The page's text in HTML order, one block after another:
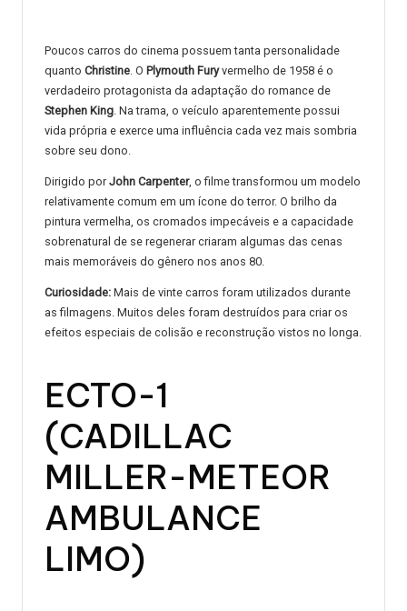
Poucos carros do cinema possuem tanta personalidade
quanto Christine . O Plymouth Furyvermelho de 1958 é o
verdadeiro protagonista da adaptação do romance de
Stephen King . Na trama, o veículo aparentemente possui
vida própria e exerce uma influência cada vez mais sombria
sobre seu dono.
Dirigido por John Carpenter, o filme transformou um modelo
relativamente comum em um ícone do terror. O brilho da
pintura vermelha, os cromados impecáveis e a capacidade
sobrenatural de se regenerar criaram algumas das cenas
mais memoráveis do gênero nos anos 80.
Curiosidade: Mais de vinte carros foram utilizados durante
as filmagens. Muitos deles foram destruídos para criar os
efeitos especiais de colisão e reconstrução vistos no longa.
ECTO-1
(CADILLAC
MILLER-METEOR
AMBULANCE
LIMO)